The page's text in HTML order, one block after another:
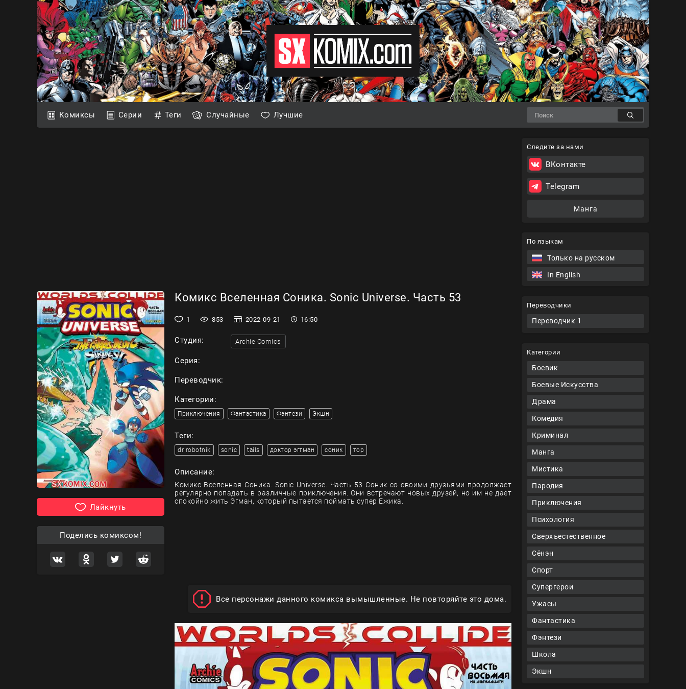
Комиксы Серии Теги Случайные Лучшие
По языкам
Только на русском
In English
Переводчики
Переводчик 1
Категории
Боевик
Боевые Искусства
Драма
Комедия
Криминал
Манга
Мистика
Пародия
Приключения
Психология
Сверхъестественное
Сёнэн
Спорт
Супергерои
Ужасы
Фантастика
Фэнтези
Школа
Экшн
Лайкнуть
Поделись комиксом!
Комикс Вселенная Соника. Sonic Universe. Часть 53
1 853 2022-09-21 16:50
Студия: Archie Comics
Серия:
Переводчик:
Категории:
Приключения Фантастика Фэнтези Экшн
Теги:
dr robotnik sonic tails доктор эггман соник тор
Описание:
Комикс Вселенная Соника. Sonic Universe. Часть 53 Соник со своими друзьями продолжает
регулярно попадать в различные приключения. Они встречают новых друзей, но им не дает
спокойно жить Эгман, который пытается поймать супер Ежика.
Все персонажи данного комикса вымышленные. Не повторяйте это дома.
Следите за нами
ВКонтакте
Telegram
Манга